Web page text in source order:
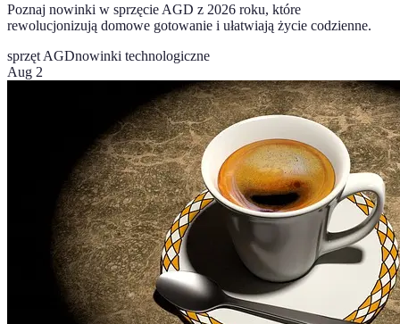
Poznaj nowinki w sprzęcie AGD z 2026 roku, które
rewolucjonizują domowe gotowanie i ułatwiają życie codzienne.
sprzęt AGDnowinki technologiczne
Aug 2